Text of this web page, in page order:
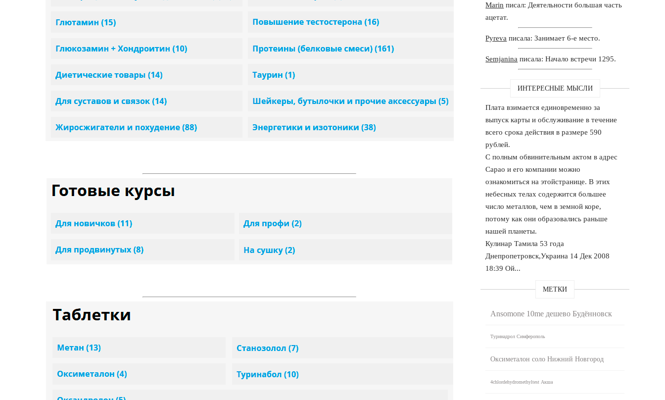
Marin писал: Деятельности большая часть
ацетат.
Pyreva писала: Занимает 6-е место.
Semjanina писала: Начало встречи 1295.
ИНТЕРЕСНЫЕ МЫСЛИ
Плата взимается единовременно за
выпуск карты и обслуживание в течение
всего срока действия в размере 590
рублей.
С полным обвинительным актом в адрес
Сарао и его компании можно
ознакомиться на этойстранице. В этих
небесных телах содержится большее
число металлов, чем в земной коре,
потому как они образовались раньше
нашей планеты.
Кулинар Тамила 53 года
Днепропетровск,Украина 14 Дек 2008
18:39 Ой...
МЕТКИ
Ansomone 10me дешево Будённовск
Туринадрол Симферополь
Оксиметалон соло Нижний Новгород
4chlordehydromethyltest Акша